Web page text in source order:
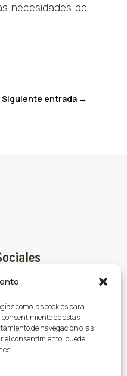
como las cookies para
de estas
de navegación o las
el consentimiento, puede
necesidades de
Siguiente entrada→
Facebook
X (Twitter)
Instagram